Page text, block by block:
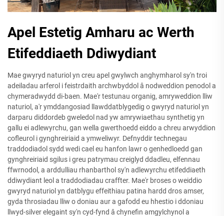
Apel Estetig Amharu ac Werth
Etifeddiaeth Ddiwydiant
Mae gwyryd naturiol yn creu apel gwylwch anghymharol sy'n troi
adeiladau arferol i feistrdaith archwbyddol â nodweddion penodol a
chymeradwydd di-baen. Mae'r testunau organig, amryweddion lliw
naturiol, a'r ymddangosiad llawddatblygedig o gwyryd naturiol yn
darparu diddordeb gweledol nad yw amrywiaethau synthetig yn
gallu ei adlewyrchu, gan wella gwerthoedd eiddo a chreu arwyddion
cofleurol i gynghreiriaid a ymweliwyr. Defnyddir technegau
traddodiadol sydd wedi cael eu hanfon lawr o genhedloedd gan
gynghreiriaid sgilus i greu patrymau creiglyd ddadleu, elfennau
ffwrnodol, a arddulliau rhanbarthol sy'n adlewyrchu etifeddiaeth
ddiwydiant leol a traddodiadau craffter. Mae'r broses o weiddio
gwyryd naturiol yn datblygu effeithiau patina hardd dros amser,
gyda throsiadau lliw o doniau aur a gafodd eu hhestio i ddoniau
llwyd-silver elegaint sy'n cyd-fynd â chynefin amgylchynol a